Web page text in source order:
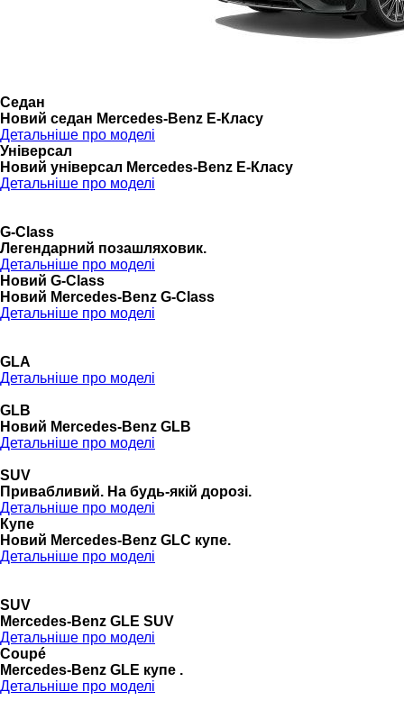
Седан
Новий седан Mercedes-Benz Е-Класу
Детальніше про моделі
Універсал
Новий універсал Mercedes-Benz E-Класу
Детальніше про моделі
G-Class
Легендарний позашляховик.
Детальніше про моделі
Новий G-Class
Новий Mercedes-Benz G-Class
Детальніше про моделі
GLA
Детальніше про моделі
GLB
Новий Mercedes-Benz GLB
Детальніше про моделі
SUV
Привабливий. На будь-якій дорозі.
Детальніше про моделі
Купе
Новий Mercedes-Benz GLС купе.
Детальніше про моделі
SUV
Mercedes-Benz GLE SUV
Детальніше про моделі
Coupé
Mercedes-Benz GLE купе .
Детальніше про моделі